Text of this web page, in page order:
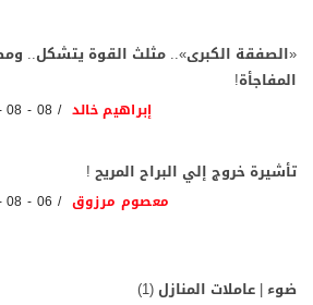
«الصفقة الكبرى».. مثلث القوة يتشكل..
المفاجأة!
إبراهيم خالد 08 - 08 - 2026
تأشيرة خروج إلي البراح المريح !
معصوم مرزوق 06 - 08 - 2026
ضوء | عاملات المنازل (1)